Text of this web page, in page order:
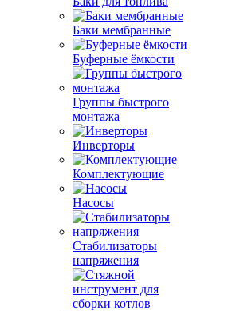
Баки мембранные
Буферные ёмкости
Группы быстрого
монтажа
Инверторы
Комплектующие
Насосы
Стабилизаторы
напряжения